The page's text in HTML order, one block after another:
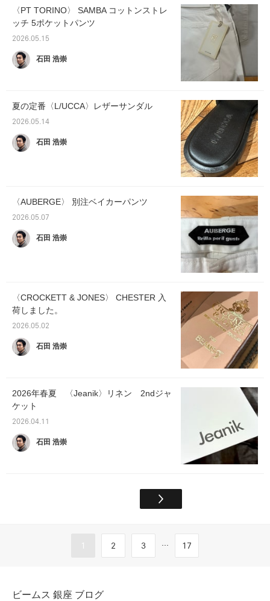
〈PT TORINO〉 SAMBA コットンストレ
ッチ 5ポケットパンツ
2026.05.15
石田 浩崇
夏の定番〈L/UCCA〉レザーサンダル
2026.05.14
石田 浩崇
〈AUBERGE〉 別注ベイカーパンツ
2026.05.07
石田 浩崇
〈CROCKETT & JONES〉 CHESTER 入
荷しました。
2026.05.02
石田 浩崇
2026年春夏 〈Jeanik〉リネン 2ndジャ
ケット
2026.04.11
石田 浩崇
1 2 3 ... 17
ビームス 銀座 ブログ